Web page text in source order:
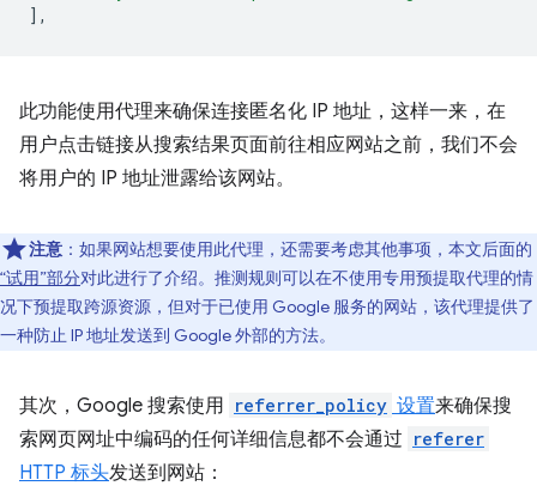
],
此功能使用代理来确保连接匿名化 IP 地址，这样一来，在
用户点击链接从搜索结果页面前往相应网站之前，我们不会
将用户的 IP 地址泄露给该网站。
注意 ：如果网站想要使用此代理，还需要考虑其他事项，本文后面的
“试用”部分对此进行了介绍。推测规则可以在不使用专用预提取代理的情
况下预提取跨源资源，但对于已使用 Google 服务的网站，该代理提供了
一种防止 IP 地址发送到 Google 外部的方法。
其次，Google 搜索使用 referrer_policy 设置来确保搜
索网页网址中编码的任何详细信息都不会通过 referer
HTTP 标头发送到网站：